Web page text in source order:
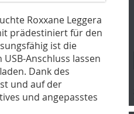
Roxxane Leggera
prädestiniert für den
ist die
Anschluss lassen
Dank des
und auf der
und angepasstes